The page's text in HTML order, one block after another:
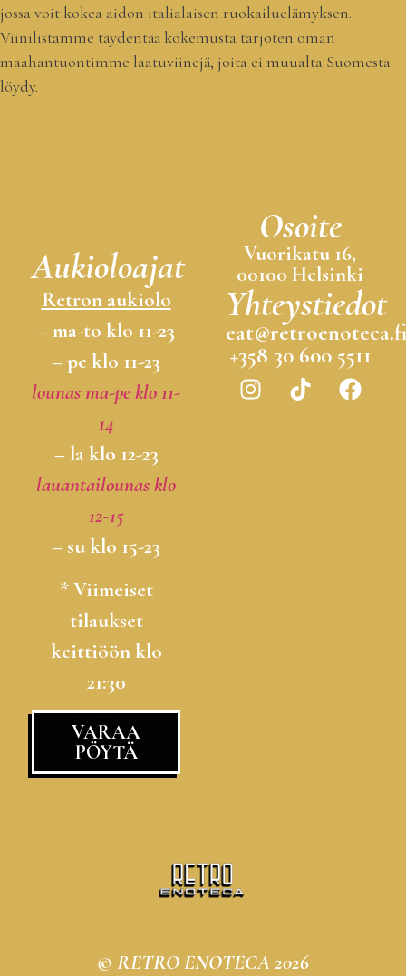
jossa voit kokea aidon italialaisen ruokailuelämyksen.
Viinilistamme täydentää kokemusta tarjoten oman
maahantuontimme laatuviinejä, joita ei muualta Suomesta
löydy.
Aukioloajat
Retron aukiolo
– ma-to klo 11-23
– pe klo 11-23
lounas ma-pe klo 11-
14
– la klo 12-23
lauantailounas klo
12-15
– su klo 15-23
* Viimeiset
tilaukset
keittiöön klo
21:30
VARAA
PÖYTÄ
Osoite
Vuorikatu 16,
00100 Helsinki
Yhteystiedot
eat@retroenoteca.fi
+358 30 600 5511
© RETRO ENOTECA 2026